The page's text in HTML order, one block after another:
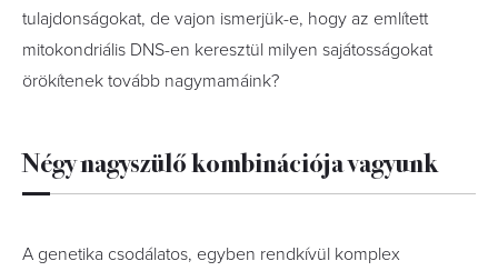
tulajdonságokat, de vajon ismerjük-e, hogy az említett
mitokondriális DNS-en keresztül milyen sajátosságokat
örökítenek tovább nagymamáink?
Négy nagyszülő kombinációja vagyunk
A genetika csodálatos, egyben rendkívül komplex